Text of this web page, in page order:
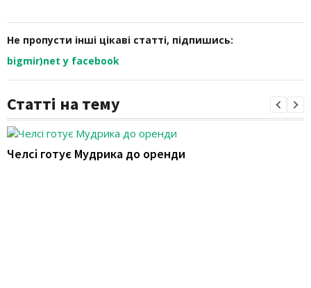
Не пропусти інші цікаві статті, підпишись:
bigmir)net у facebook
Статті на тему
Челсі готує Мудрика до оренди